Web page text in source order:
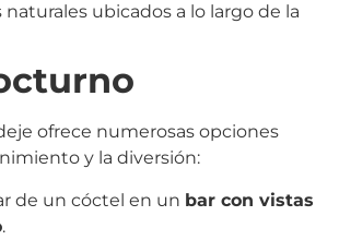
naturales ubicados a lo largo de la
ofrece numerosas opciones
y la diversión:
de un cóctel en un bar con vistas
.